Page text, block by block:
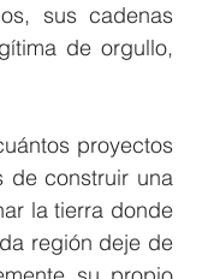
sus cadenas
de orgullo,
proyectos
de construir una
la tierra donde
región deje de